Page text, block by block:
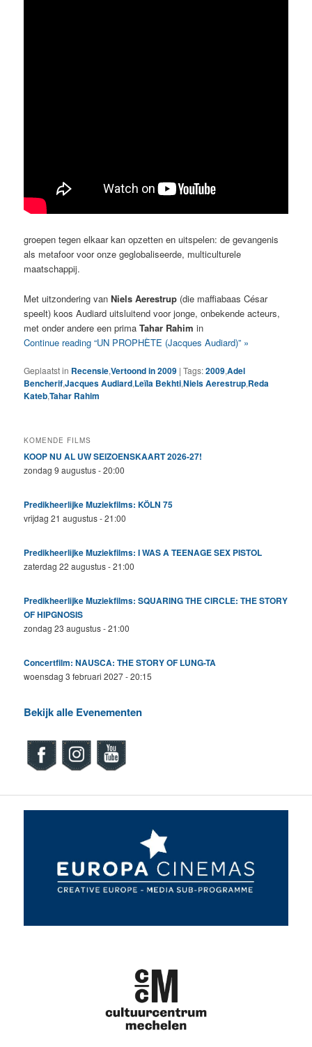
groepen tegen elkaar kan opzetten en uitspelen: de gevangenis
als metafoor voor onze geglobaliseerde, multiculturele
maatschappij.
Met uitzondering vanNiels Aerestrup (die maffiabaas César
speelt) koos Audiard uitsluitend voor jonge, onbekende acteurs,
met onder andere een primaTahar Rahim in
Continue reading “UN PROPHÈTE (Jacques Audiard)” »
Geplaatst in Recensie,Vertoond in 2009 |Tags:2009,Adel
Bencherif,Jacques Audiard,Leïla Bekhti,Niels Aerestrup,Reda
Kateb,Tahar Rahim
KOMENDE FILMS
KOOP NU AL UW SEIZOENSKAART 2026-27!
zondag 9 augustus - 20:00
Predikheerlijke Muziekfilms: KÖLN 75
vrijdag 21 augustus - 21:00
Predikheerlijke Muziekfilms: I WAS A TEENAGE SEX PISTOL
zaterdag 22 augustus - 21:00
Predikheerlijke Muziekfilms: SQUARING THE CIRCLE: THE STORY
OF HIPGNOSIS
zondag 23 augustus - 21:00
Concertfilm: NAUSCA: THE STORY OF LUNG-TA
woensdag 3 februari 2027 - 20:15
Bekijk alle Evenementen